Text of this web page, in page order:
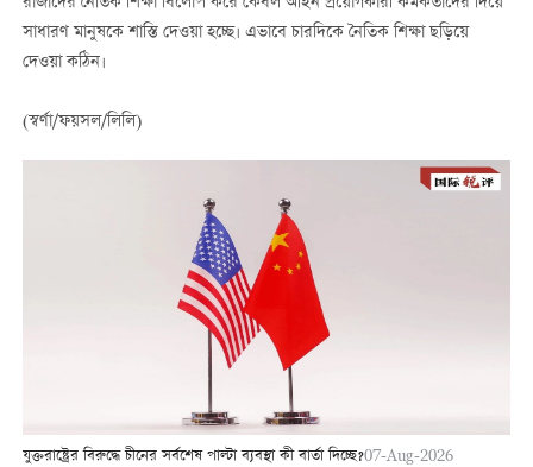
সাধারণ মানুষকে শাস্তি দেওয়া হচ্ছে। এভাবে চারদিকে নৈতিক শিক্ষা ছড়িয়ে
দেওয়া কঠিন।
(স্বর্ণা/ফয়সল/লিলি)
যুক্তরাষ্ট্রের বিরুদ্ধে চীনের সর্বশেষ পাল্টা ব্যবস্থা কী বার্তা দিচ্ছে?07-Aug-2026